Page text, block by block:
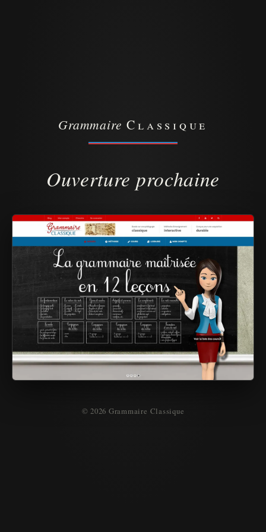
Grammaire Classique
Ouverture prochaine
© 2026 Grammaire Classique